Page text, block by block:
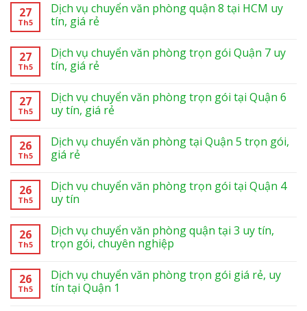
27
Th5
Dịch vụ chuyển văn phòng quận 8 tại HCM uy
tín, giá rẻ
27
Th5
Dịch vụ chuyển văn phòng trọn gói Quận 7 uy
tín, giá rẻ
27
Th5
Dịch vụ chuyển văn phòng trọn gói tại Quận 6
uy tín, giá rẻ
26
Th5
Dịch vụ chuyển văn phòng tại Quận 5 trọn gói,
giá rẻ
26
Th5
Dịch vụ chuyển văn phòng trọn gói tại Quận 4
uy tín
26
Th5
Dịch vụ chuyển văn phòng quận tại 3 uy tín,
trọn gói, chuyên nghiệp
26
Th5
Dịch vụ chuyển văn phòng trọn gói giá rẻ, uy
tín tại Quận 1